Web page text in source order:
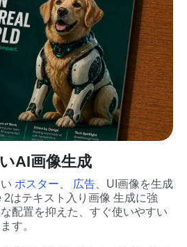
AI画像生成
ポスター、 広告、UI画像を生成
2はテキスト入り画像 生成に強
配置を抑えた、すぐ使いやすい
す。